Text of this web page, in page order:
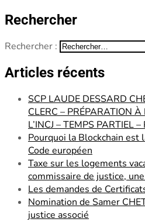
Rechercher
Rechercher :
Articles récents
SCP LAUDE DESSARD
CLERC – PRÉPARATION À
L’INCJ – TEMPS PARTIEL –
Pourquoi la Blockchain est
Code européen
Taxe sur les logements
commissaire de justice,
Les demandes de
Nomination de Samer
justice associé